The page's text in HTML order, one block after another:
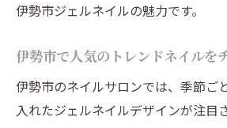
伊勢市ジェルネイルの魅力です。
伊勢市で人気のトレンドネイルを
伊勢市のネイルサロンでは、季節ご
入れたジェルネイルデザインが注目